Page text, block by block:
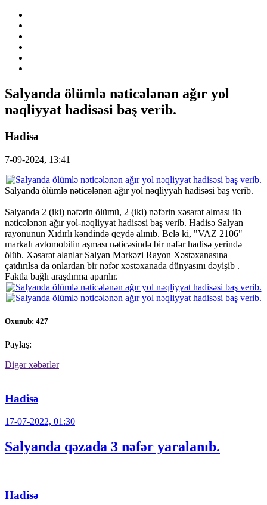
Salyanda ölümlə nəticələnən ağır yol
nəqliyyat hadisəsi baş verib.
Hadisə
7-09-2024, 13:41
Salyanda ölümlə nəticələnən ağır yol nəqliyyah hadisəsi baş verib.
Salyanda 2 (iki) nəfərin ölümü, 2 (iki) nəfərin xəsarət alması ilə
nəticələnən ağır yol-nəqliyyat hadisəsi baş verib. Hadisə Salyan
rayonunun Xıdırlı kəndində qeydə alınıb. Belə ki, "VAZ 2106"
markalı avtomobilin aşması nəticəsində bir nəfər hadisə yerində
ölüb. Xəsarət alanlar Salyan Mərkəzi Rayon Xəstəxanasına
çatdırılsa da onlardan bir nəfər xəstəxanada dünyasını dəyişib .
Faktla bağlı araşdırma aparılır.
Oxunub: 427
Paylaş:
Digər xəbərlər
Hadisə
17-07-2022, 01:30
Salyanda qəzada 3 nəfər yaralanıb.
Hadisə